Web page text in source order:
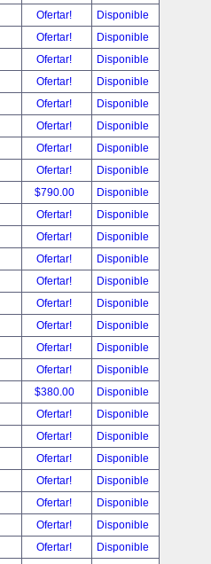
Ofertar!
Disponible
Ofertar!
Disponible
Ofertar!
Disponible
Ofertar!
Disponible
Ofertar!
Disponible
Ofertar!
Disponible
Ofertar!
Disponible
Ofertar!
Disponible
$790.00
Disponible
Ofertar!
Disponible
Ofertar!
Disponible
Ofertar!
Disponible
Ofertar!
Disponible
Ofertar!
Disponible
Ofertar!
Disponible
Ofertar!
Disponible
Ofertar!
Disponible
$380.00
Disponible
Ofertar!
Disponible
Ofertar!
Disponible
Ofertar!
Disponible
Ofertar!
Disponible
Ofertar!
Disponible
Ofertar!
Disponible
Ofertar!
Disponible